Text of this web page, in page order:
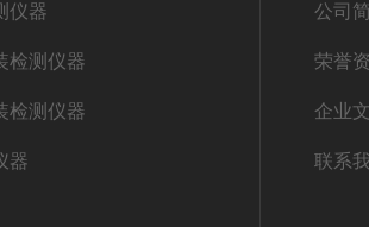
仪器
检测仪器
检测仪器
器
公司
荣誉
企业
联系